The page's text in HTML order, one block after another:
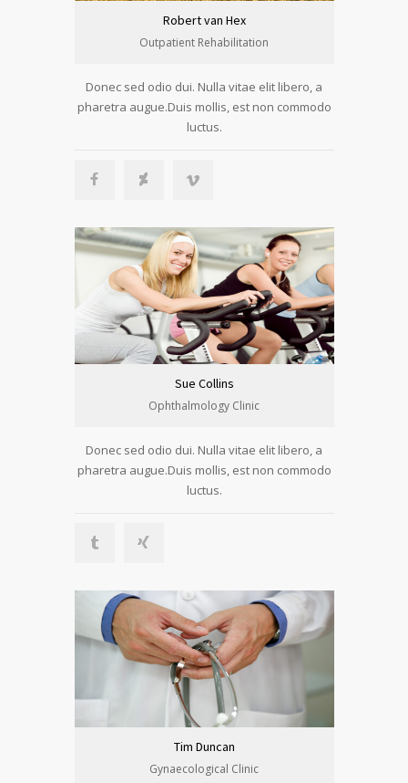
Robert van Hex
Outpatient Rehabilitation
Donec sed odio dui. Nulla vitae elit libero, a
pharetra augue.Duis mollis, est non commodo
luctus.
Sue Collins
Ophthalmology Clinic
Donec sed odio dui. Nulla vitae elit libero, a
pharetra augue.Duis mollis, est non commodo
luctus.
Tim Duncan
Gynaecological Clinic